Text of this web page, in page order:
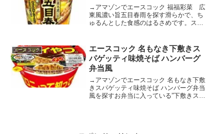
→アマゾンでエースコック 福福彩菜 広
東風濃い旨五目春雨を探す滑らかで、ち
ゅるんとした食感のはるさめです。スー
かせた醤油スープです。ごま油の風味に
XO醬とオイスターソー...
エースコック
エースコック 名もなき下敷きス
パゲッティ味焼そば ハンバーグ
弁当風
→アマゾンでエースコック 名もなき下敷
きスパゲッティ味焼そば ハンバーグ弁当
風を探すお弁当に入っている”下敷きスパ